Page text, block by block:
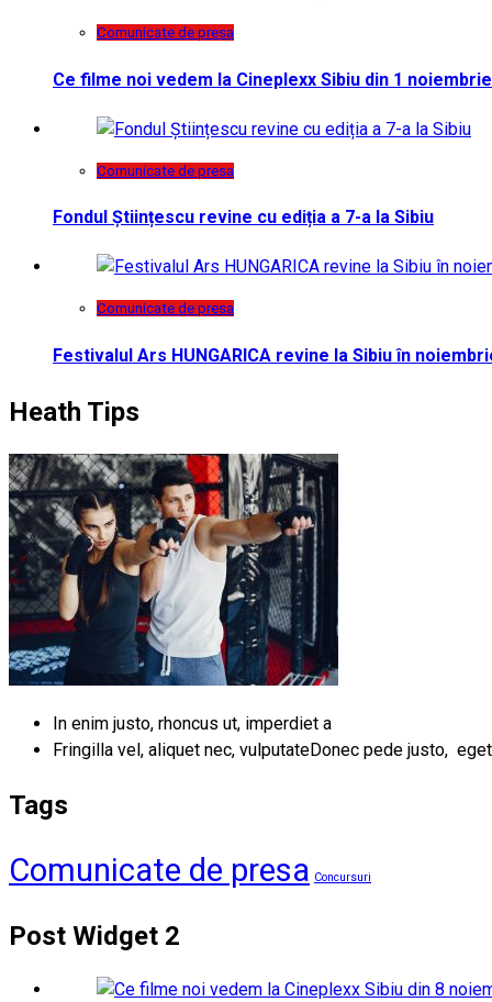
Comunicate de presa
Ce filme noi vedem la Cineplexx Sibiu din 1 noiembrie
Comunicate de presa
Fondul Științescu revine cu ediția a 7-a la Sibiu
Comunicate de presa
Festivalul Ars HUNGARICA revine la Sibiu în
Heath Tips
In enim justo, rhoncus ut, imperdiet a
Fringilla vel, aliquet nec, vulputateDonec pede justo,
Tags
Comunicate de presa Concursuri
Post Widget 2